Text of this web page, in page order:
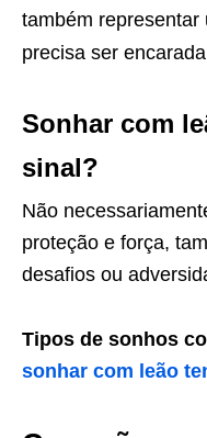
também
precisa ser
Sonhar com
sinal?
Não
proteção e força,
desafios ou
Tipos de sonhos
sonhar com leão